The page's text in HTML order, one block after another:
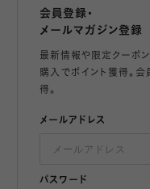
会員登録・
メールマガジン登録
最新情報や限定クーポン
購入でポイント獲得。
得。
メールアドレス
パスワード